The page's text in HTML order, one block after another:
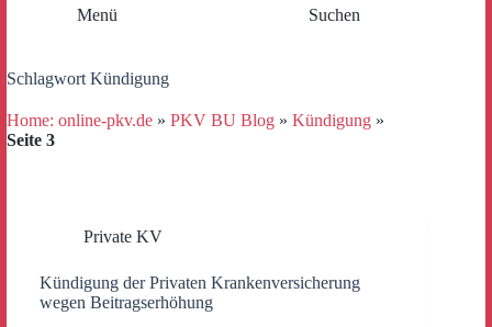
Menü Suchen
Schlagwort Kündigung
Home: online-pkv.de » PKV BU Blog » Kündigung »
Seite 3
Private KV
Kündigung der Privaten Krankenversicherung
wegen Beitragserhöhung